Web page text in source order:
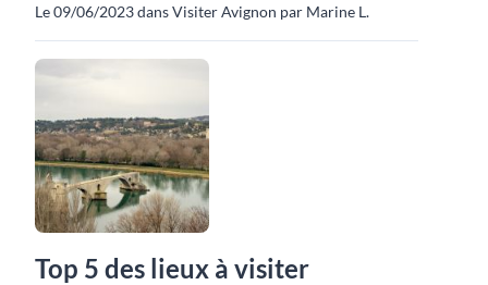
Le 09/06/2023 dans Visiter Avignon par Marine L.
Top 5 des lieux à visiter